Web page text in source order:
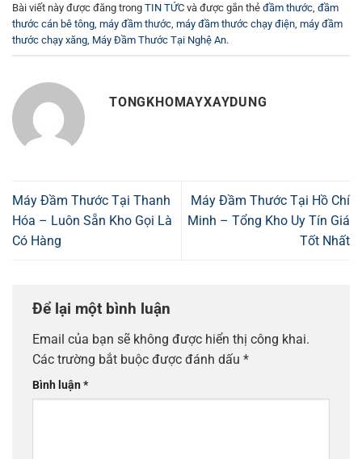
Bài viết này được đăng trong TIN TỨC và được gắn thẻ đầm thước, đầm
thước cán bê tông, máy đầm thước, máy đầm thước chạy điện, máy đầm
thước chạy xăng, Máy Đầm Thước Tại Nghệ An.
TONGKHOMAYXAYDUNG
Máy Đầm Thước Tại Thanh
Hóa – Luôn Sẵn Kho Gọi Là
Có Hàng
Máy Đầm Thước Tại Hồ Chí
Minh – Tổng Kho Uy Tín Giá
Tốt Nhất
Để lại một bình luận
Email của bạn sẽ không được hiển thị công khai.
Các trường bắt buộc được đánh dấu *
Bình luận*